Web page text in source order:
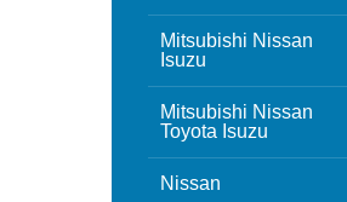
Mitsubishi Nissan
Isuzu
Mitsubishi Nissan
Toyota Isuzu
Nissan